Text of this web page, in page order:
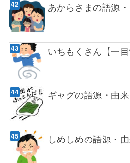
あからさまの語源
いちもくさん【一
ギャグの語源・由来
しめしめの語源・